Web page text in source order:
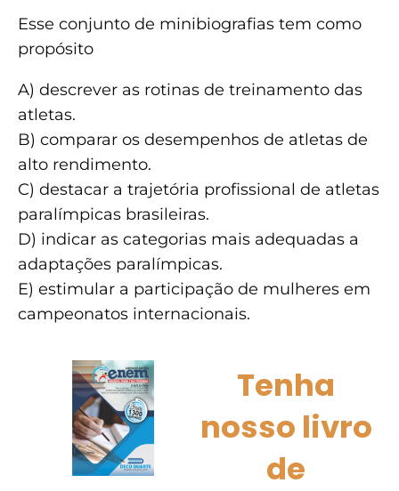
Esse conjunto de minibiografias tem como
propósito
A) descrever as rotinas de treinamento das
atletas.
B) comparar os desempenhos de atletas de
alto rendimento.
C) destacar a trajetória profissional de atletas
paralímpicas brasileiras.
D) indicar as categorias mais adequadas a
adaptações paralímpicas.
E) estimular a participação de mulheres em
campeonatos internacionais.
Tenha
nosso livro
de